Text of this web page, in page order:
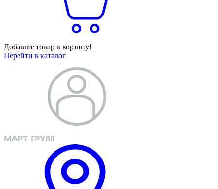
Добавьте товар в корзину!
Перейти в каталог